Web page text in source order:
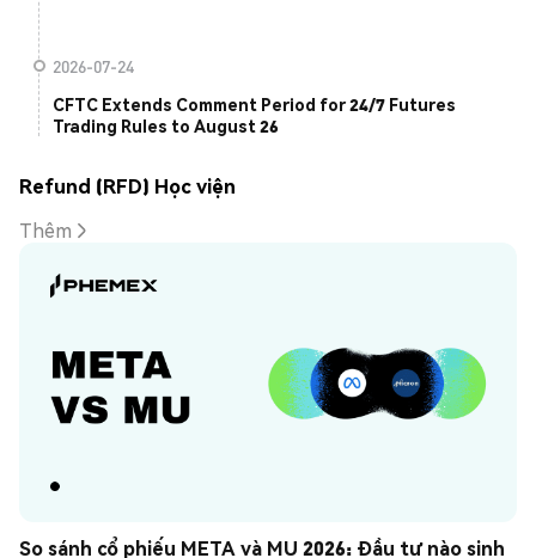
2026-07-24
CFTC Extends Comment Period for 24/7 Futures
Trading Rules to August 26
Refund (RFD) Học viện
Thêm
So sánh cổ phiếu META và MU 2026: Đầu tư nào sinh